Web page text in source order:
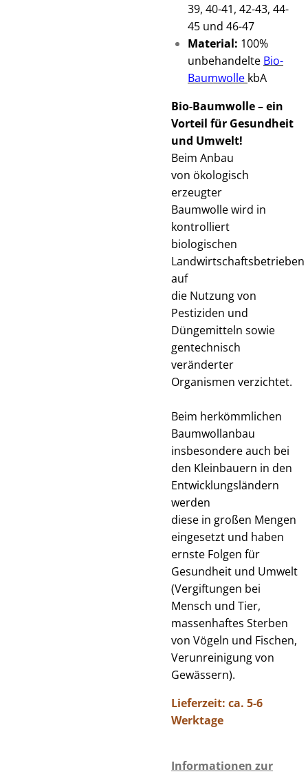
39, 40-41, 42-43, 44-
45 und 46-47
Material: 100%
unbehandelte Bio-
Baumwolle kbA
Bio-Baumwolle – ein
Vorteil für Gesundheit
und Umwelt!
Beim Anbau
von ökologisch
erzeugter
Baumwolle wird in
kontrolliert
biologischen
Landwirtschaftsbetrieben
auf
die Nutzung von
Pestiziden und
Düngemitteln sowie
gentechnisch
veränderter
Organismen verzichtet.
Beim herkömmlichen
Baumwollanbau
insbesondere auch bei
den Kleinbauern in den
Entwicklungsländern
werden
diese in großen Mengen
eingesetzt und haben
ernste Folgen für
Gesundheit und Umwelt
(Vergiftungen bei
Mensch und Tier,
massenhaftes Sterben
von Vögeln und Fischen,
Verunreinigung von
Gewässern).
Lieferzeit: ca. 5-6
Werktage
Informationen zur